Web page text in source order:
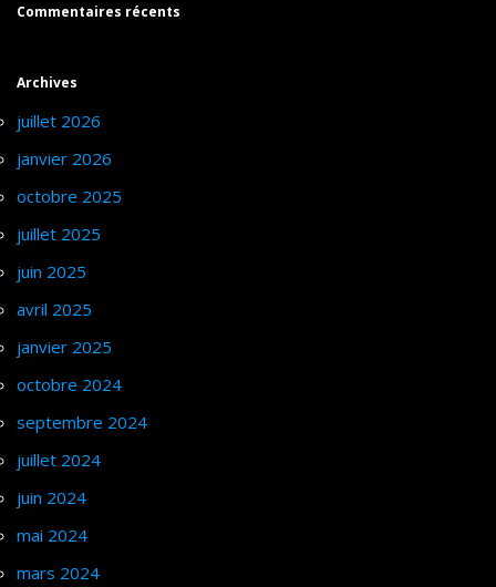
Commentaires récents
Archives
juillet 2026
janvier 2026
octobre 2025
juillet 2025
juin 2025
avril 2025
janvier 2025
octobre 2024
septembre 2024
juillet 2024
juin 2024
mai 2024
mars 2024